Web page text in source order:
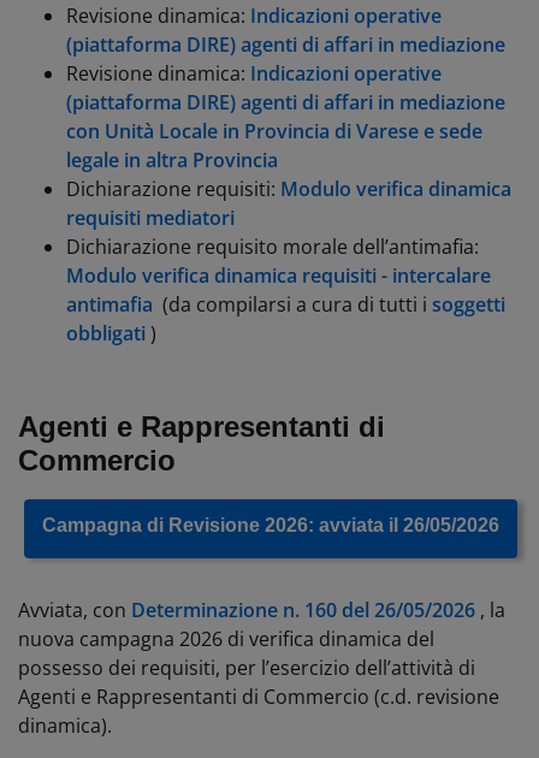
Revisione dinamica: Indicazioni operative
(piattaforma DIRE) agenti di affari in mediazione
Revisione dinamica: Indicazioni operative
(piattaforma DIRE) agenti di affari in mediazione
con Unità Locale in Provincia di Varese e sede
legale in altra Provincia
Dichiarazione requisiti: Modulo verifica dinamica
requisiti mediatori
Dichiarazione requisito morale dell’antimafia:
Modulo verifica dinamica requisiti - intercalare
antimafia (da compilarsi a cura di tutti i soggetti
obbligati )
Agenti e Rappresentanti di
Commercio
Campagna di Revisione 2026: avviata il 26/05/2026
Avviata, con Determinazione n. 160 del 26/05/2026 , la
nuova campagna 2026 di verifica dinamica del
possesso dei requisiti, per l’esercizio dell’attività di
Agenti e Rappresentanti di Commercio (c.d. revisione
dinamica).